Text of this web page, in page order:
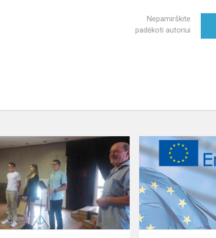
Nepamirškite
padėkoti autoriui
Džiugios
žinios
iš
kūrybinio
rašymo
konkurso
„Gyvu
žodžiu